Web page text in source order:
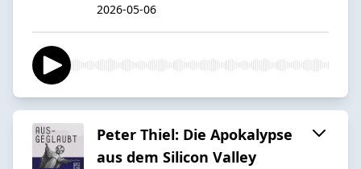
2026-05-06
Peter Thiel: Die Apokalypse
aus dem Silicon Valley